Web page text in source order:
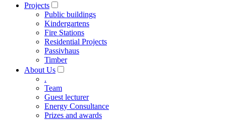
Projects
Public buildings
Kindergartens
Fire Stations
Residential Projects
Passivhaus
Timber
About Us
.
Team
Guest lecturer
Energy Consultance
Prizes and awards